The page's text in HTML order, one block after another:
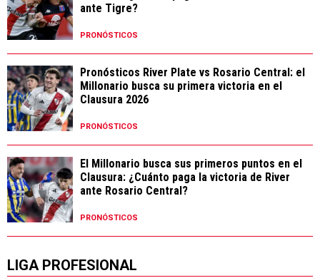
ante Tigre?
PRONÓSTICOS
Pronósticos River Plate vs Rosario Central: el
Millonario busca su primera victoria en el
Clausura 2026
PRONÓSTICOS
El Millonario busca sus primeros puntos en el
Clausura: ¿Cuánto paga la victoria de River
ante Rosario Central?
PRONÓSTICOS
LIGA PROFESIONAL